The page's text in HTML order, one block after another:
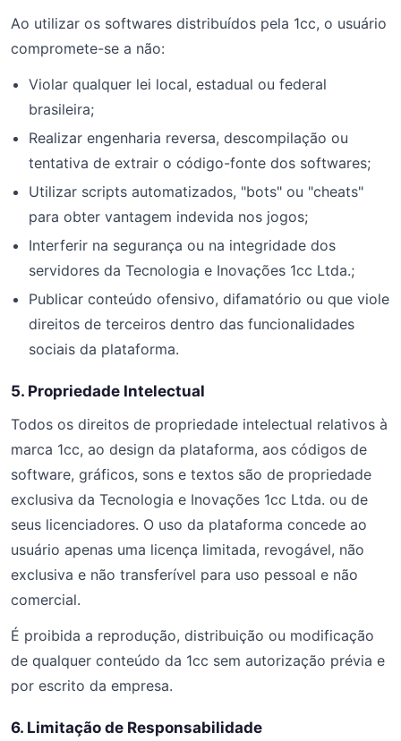
Ao utilizar os softwares distribuídos pela 1cc, o usuário
compromete-se a não:
Violar qualquer lei local, estadual ou federal
brasileira;
Realizar engenharia reversa, descompilação ou
tentativa de extrair o código-fonte dos softwares;
Utilizar scripts automatizados, "bots" ou "cheats"
para obter vantagem indevida nos jogos;
Interferir na segurança ou na integridade dos
servidores da Tecnologia e Inovações 1cc Ltda.;
Publicar conteúdo ofensivo, difamatório ou que viole
direitos de terceiros dentro das funcionalidades
sociais da plataforma.
5. Propriedade Intelectual
Todos os direitos de propriedade intelectual relativos à
marca 1cc, ao design da plataforma, aos códigos de
software, gráficos, sons e textos são de propriedade
exclusiva da Tecnologia e Inovações 1cc Ltda. ou de
seus licenciadores. O uso da plataforma concede ao
usuário apenas uma licença limitada, revogável, não
exclusiva e não transferível para uso pessoal e não
comercial.
É proibida a reprodução, distribuição ou modificação
de qualquer conteúdo da 1cc sem autorização prévia e
por escrito da empresa.
6. Limitação de Responsabilidade